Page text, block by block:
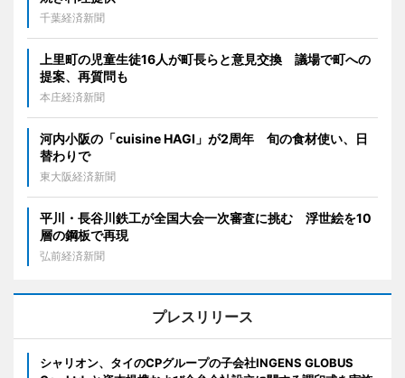
千葉経済新聞
上里町の児童生徒16人が町長らと意見交換 議場で町への
提案、再質問も
本庄経済新聞
河内小阪の「cuisine HAGI」が2周年 旬の食材使い、日
替わりで
東大阪経済新聞
平川・長谷川鉄工が全国大会一次審査に挑む 浮世絵を10
層の鋼板で再現
弘前経済新聞
プレスリリース
シャリオン、タイのCPグループの子会社INGENS GLOBUS